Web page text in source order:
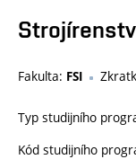
Fakulta: FSI
Typ studijního
Kód studijního